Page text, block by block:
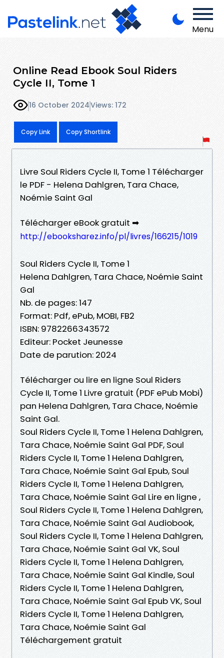
Menu
Online Read Ebook Soul Riders
Cycle II, Tome 1
16 October 2024Views: 172
Copy Link Copy Shortlink
Livre Soul Riders Cycle II, Tome 1 Télécharger
le PDF - Helena Dahlgren, Tara Chace,
Noémie Saint Gal
Télécharger eBook gratuit ➡
http://ebooksharez.info/pl/livres/166215/1019
Soul Riders Cycle II, Tome 1
Helena Dahlgren, Tara Chace, Noémie Saint
Gal
Nb. de pages: 147
Format: Pdf, ePub, MOBI, FB2
ISBN: 9782266343572
Editeur: Pocket Jeunesse
Date de parution: 2024
Télécharger ou lire en ligne Soul Riders
Cycle II, Tome 1 Livre gratuit (PDF ePub Mobi)
pan Helena Dahlgren, Tara Chace, Noémie
Saint Gal.
Soul Riders Cycle II, Tome 1 Helena Dahlgren,
Tara Chace, Noémie Saint Gal PDF, Soul
Riders Cycle II, Tome 1 Helena Dahlgren,
Tara Chace, Noémie Saint Gal Epub, Soul
Riders Cycle II, Tome 1 Helena Dahlgren,
Tara Chace, Noémie Saint Gal Lire en ligne ,
Soul Riders Cycle II, Tome 1 Helena Dahlgren,
Tara Chace, Noémie Saint Gal Audiobook,
Soul Riders Cycle II, Tome 1 Helena Dahlgren,
Tara Chace, Noémie Saint Gal VK, Soul
Riders Cycle II, Tome 1 Helena Dahlgren,
Tara Chace, Noémie Saint Gal Kindle, Soul
Riders Cycle II, Tome 1 Helena Dahlgren,
Tara Chace, Noémie Saint Gal Epub VK, Soul
Riders Cycle II, Tome 1 Helena Dahlgren,
Tara Chace, Noémie Saint Gal
Téléchargement gratuit